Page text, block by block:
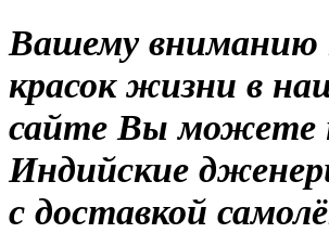
Вашему вниманию
красок жизни в
сайте Вы можете
Индийские
с доставкой